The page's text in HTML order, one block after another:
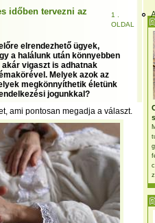
időben tervezni az
1 .
OLDAL
elrendezhető ügyek,
a halálunk után könnyebben
vigaszt is adhatnak
Melyek azok az
megkönnyíthetik életünk
jogunkkal?
ami pontosan megadja a választ.